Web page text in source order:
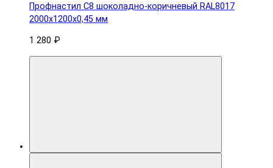
Профнастил С8 шоколадно-коричневый RAL8017
2000х1200х0,45 мм
1 280 ₽